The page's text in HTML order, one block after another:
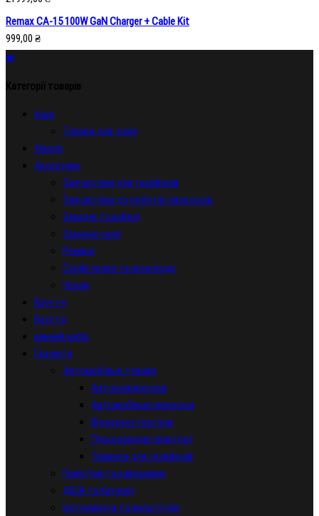
Remax CA-15 100W GaN Charger + Cable Kit
999,00 ₴
Категорії товарів
Iнше
Товари для дому
Xiaomi
Аксесуари
Запчастини для телефонів
Запчастини до роботів-пилососів
Зарядні та кабелі
Захисне скло
Ремінці
Селфі-палки та моноподи
Чохли
Взуття
Взуття
винний набір
Гаджети
Автомобільні товари
Автокомпресори
Автомобільні пилососи
Відеореєстратори
Пускозарядні пристрої
Тримачи для телефонів
Гарнітури та навушники
ДБЖ та батареї
Інструменти та мультітули